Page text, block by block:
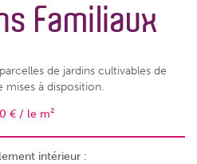
Familiaux
de jardins cultivables de
à disposition.
€ / le m²
intérieur :